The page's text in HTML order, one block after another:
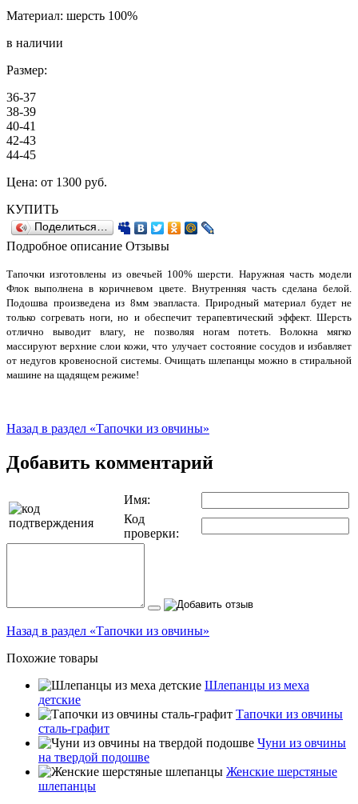
Материал: шерсть 100%
в наличии
Размер:
36-37
38-39
40-41
42-43
44-45
Цена: от 1300 руб.
КУПИТЬ
Поделиться…
Подробное описание Отзывы
Тапочки изготовлены из овечьей 100% шерсти. Наружная часть модели
Флок выполнена в коричневом цвете. Внутренняя часть сделана белой.
Подошва произведена из 8мм эвапласта. Природный материал будет не
только согревать ноги, но и обеспечит терапевтический эффект. Шерсть
отлично выводит влагу, не позволяя ногам потеть. Волокна мягко
массируют верхние слои кожи, что улучает состояние сосудов и избавляет
от недугов кровеносной системы. Очищать шлепанцы можно в стиральной
машине на щадящем режиме!
Назад в раздел «Тапочки из овчины»
Добавить комментарий
Имя:
Код
проверки:
Назад в раздел «Тапочки из овчины»
Похожие товары
Шлепанцы из меха
детские
Тапочки из овчины
сталь-графит
Чуни из овчины
на твердой подошве
Женские шерстяные
шлепанцы